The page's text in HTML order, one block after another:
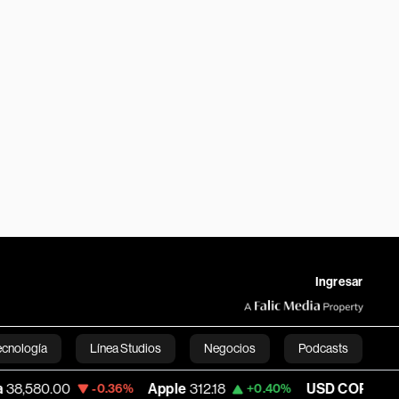
Ingresar
Línea Studios Negocios Podcasts
English
-0.36% Apple 312.18 +0.40% USD COP 3,159.39 -